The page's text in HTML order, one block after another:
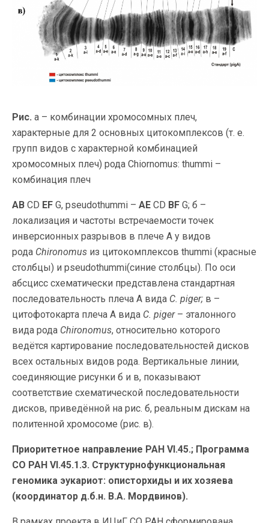
Рис. а – комбинации хромосомных плеч,
характерные для 2 основных цитокомплексов (т. е.
групп видов с характерной комбинацией
хромосомных плеч) рода Chiornomus: thummi –
комбинация плеч
AB CD EF G, pseudothummi – AE CD BF G; б –
локализация и частоты встречаемости точек
инверсионных разрывов в плече А у видов
рода Chironomus из цитокомплексов thummi (красные
столбцы) и pseudothummi(синие столбцы). По оси
абсцисс схематически представлена стандартная
последовательность плеча А вида C. piger; в –
цитофотокарта плеча А вида C. piger– эталонного
вида рода Chironomus, относительно которого
ведётся картирование последовательностей дисков
всех остальных видов рода. Вертикальные линии,
соединяющие рисунки б и в, показывают
соответствие схематической последовательности
дисков, приведённой на рис. б, реальным дискам на
политенной хромосоме (рис. в).
Приоритетное направление РАН VI.45.; Программа
СО РАН VI.45.1.3. Структурнофункциональная
геномика эукариот: описторхиды и их хозяева
(координатор д.б.н. В.А. Мордвинов).